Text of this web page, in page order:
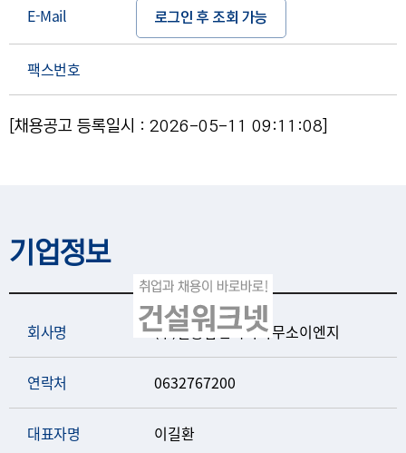
E-Mail 로그인 후 조회 가능
팩스번호
[채용공고 등록일시 : 2026-05-11 09:11:08]
기업정보
회사명 (주)길종합건축사사무소이엔지
연락처 0632767200
대표자명 이길환